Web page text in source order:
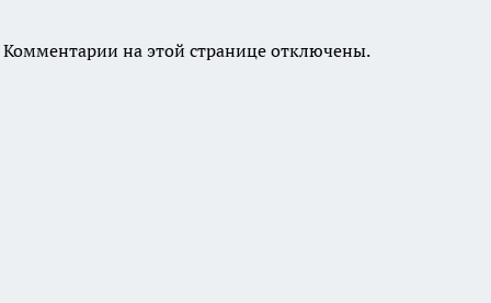
Комментарии на этой странице отключены.